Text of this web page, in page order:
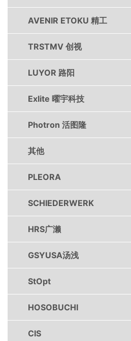
AVENIR ETOKU 精工
TRSTMV 创视
LUYOR 路阳
Exlite 曜宇科技
Photron 活图隆
其他
PLEORA
SCHIEDERWERK
HRS广濑
GSYUSA汤浅
StOpt
HOSOBUCHI
CIS